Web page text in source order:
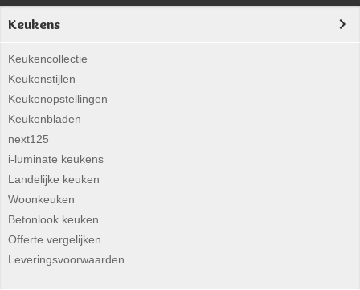
Keukens
Keukencollectie
Keukenstijlen
Keukenopstellingen
Keukenbladen
next125
i-luminate keukens
Landelijke keuken
Woonkeuken
Betonlook keuken
Offerte vergelijken
Leveringsvoorwaarden